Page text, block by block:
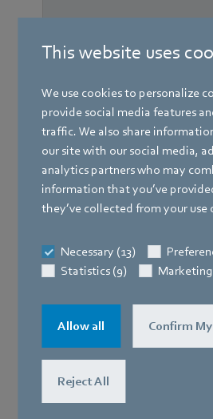
This website uses
We use cookies to personalize
provide social media features
traffic. We also share
our site with our social media,
analytics partners who may
information that you’ve
they’ve collected from your use
Necessary (13)
Statistics (9)
Allow all Confirm
Reject All